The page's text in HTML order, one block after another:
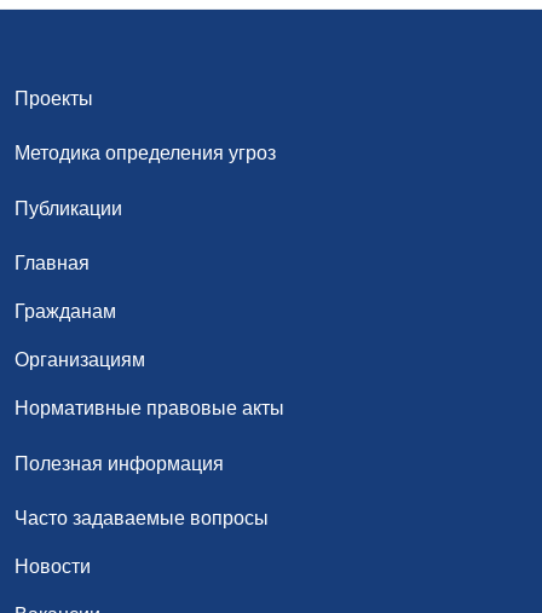
Проекты
Методика определения угроз
Публикации
Главная
Гражданам
Организациям
Нормативные правовые акты
Полезная информация
Часто задаваемые вопросы
Новости